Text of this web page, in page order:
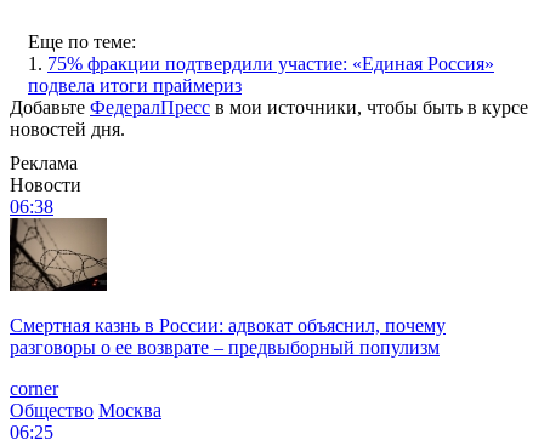
Еще по теме:
1. 75% фракции подтвердили участие: «Единая Россия»
подвела итоги праймериз
Добавьте ФедералПресс в мои источники, чтобы быть в курсе
новостей дня.
Реклама
Новости
06:38
Смертная казнь в России: адвокат объяснил, почему
разговоры о ее возврате – предвыборный популизм
corner
Общество Москва
06:25